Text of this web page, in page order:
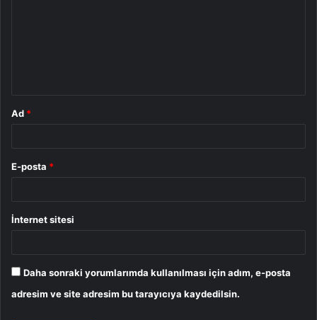
Ad *
E-posta *
İnternet sitesi
Daha sonraki yorumlarımda kullanılması için adım, e-posta
adresim ve site adresim bu tarayıcıya kaydedilsin.